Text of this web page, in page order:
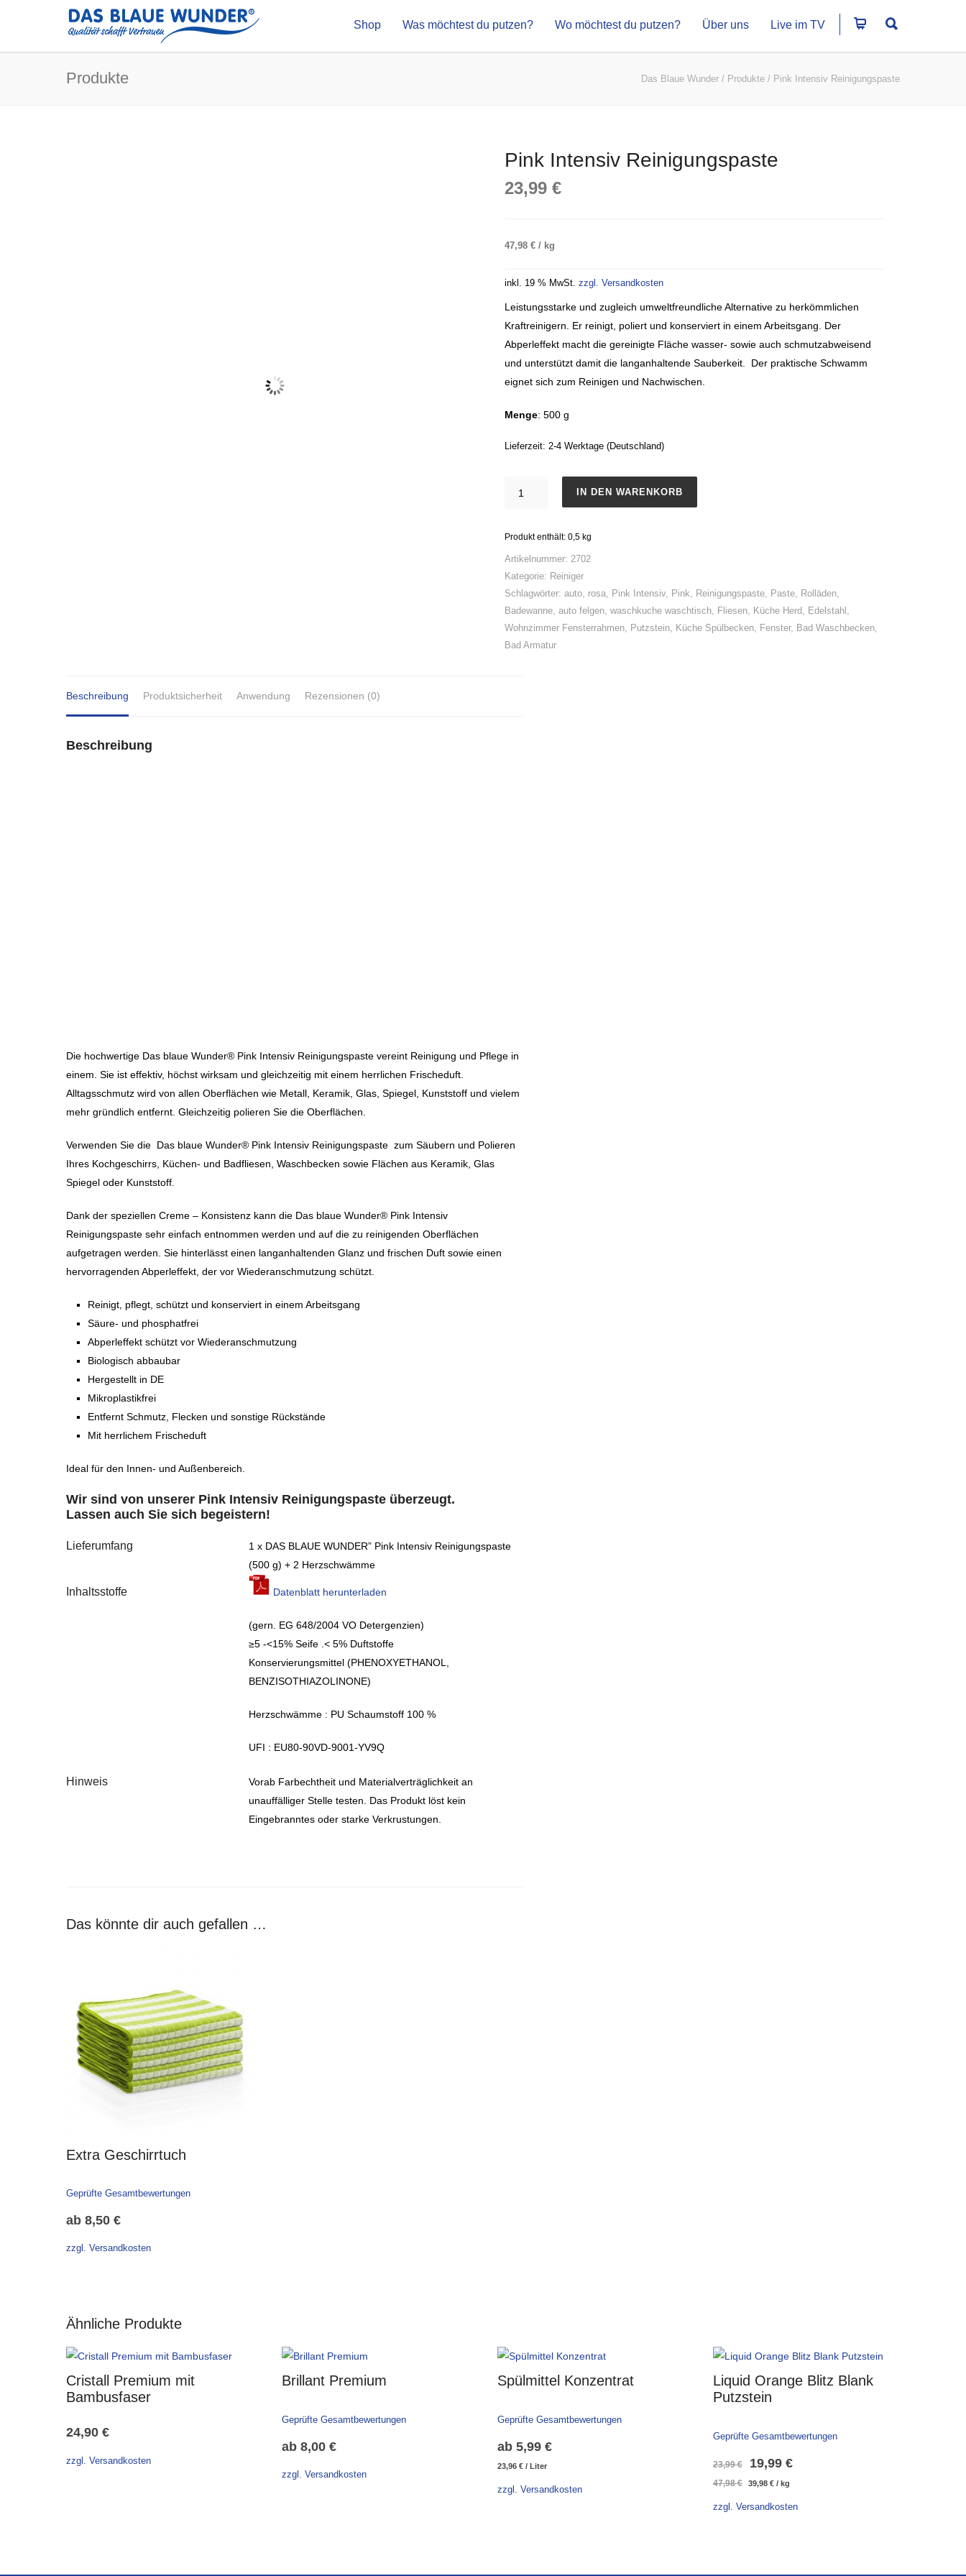
Shop Was möchtest du putzen? Wo möchtest du putzen? Über uns Live im TV
Produkte Das Blaue Wunder / Produkte / Pink Intensiv Reinigungspaste
Pink Intensiv Reinigungspaste
23,99 €
47,98 € / kg
inkl. 19 % MwSt. zzgl. Versandkosten
Leistungsstarke und zugleich umweltfreundliche Alternative zu herkömmlichen
Kraftreinigern. Er reinigt, poliert und konserviert in einem Arbeitsgang. Der
Abperleffekt macht die gereinigte Fläche wasser- sowie auch schmutzabweisend
und unterstützt damit die langanhaltende Sauberkeit. Der praktische Schwamm
eignet sich zum Reinigen und Nachwischen.
Menge: 500 g
Lieferzeit: 2-4 Werktage (Deutschland)
Menge
IN DEN WARENKORB
Produkt enthält: 0,5 kg
Artikelnummer: 2702
Kategorie: Reiniger
Schlagwörter: auto, rosa, Pink Intensiv, Pink, Reinigungspaste, Paste, Rolläden,
Badewanne, auto felgen, waschkuche waschtisch, Fliesen, Küche Herd, Edelstahl ,
Wohnzimmer Fensterrahmen, Putzstein, Küche Spülbecken, Fenster, Bad Waschbecken,
Bad Armatur
Beschreibung Produktsicherheit Anwendung Rezensionen (0)
Beschreibung
Die hochwertige Das blaue Wunder® Pink Intensiv Reinigungspaste vereint Reinigung und Pflege in
einem. Sie ist effektiv, höchst wirksam und gleichzeitig mit einem herrlichen Frischeduft.
Alltagsschmutz wird von allen Oberflächen wie Metall, Keramik, Glas, Spiegel, Kunststoff und vielem
mehr gründlich entfernt. Gleichzeitig polieren Sie die Oberflächen.
Verwenden Sie die Das blaue Wunder® Pink Intensiv Reinigungspaste zum Säubern und Polieren
Ihres Kochgeschirrs, Küchen- und Badfliesen, Waschbecken sowie Flächen aus Keramik, Glas
Spiegel oder Kunststoff.
Dank der speziellen Creme – Konsistenz kann die Das blaue Wunder® Pink Intensiv
Reinigungspaste sehr einfach entnommen werden und auf die zu reinigenden Oberflächen
aufgetragen werden. Sie hinterlässt einen langanhaltenden Glanz und frischen Duft sowie einen
hervorragenden Abperleffekt, der vor Wiederanschmutzung schützt.
Reinigt, pflegt, schützt und konserviert in einem Arbeitsgang
Säure- und phosphatfrei
Abperleffekt schützt vor Wiederanschmutzung
Biologisch abbaubar
Hergestellt in DE
Mikroplastikfrei
Entfernt Schmutz, Flecken und sonstige Rückstände
Mit herrlichem Frischeduft
Ideal für den Innen- und Außenbereich.
Wir sind von unserer Pink Intensiv Reinigungspaste überzeugt.
Lassen auch Sie sich begeistern!
Lieferumfang
1 x DAS BLAUE WUNDER” Pink Intensiv Reinigungspaste
(500 g) + 2 Herzschwämme
Inhaltsstoffe Datenblatt herunterladen
(gern. EG 648/2004 VO Detergenzien)
≥5 -<15% Seife .< 5% Duftstoffe
Konservierungsmittel (PHENOXYETHANOL,
BENZISOTHIAZOLINONE)
Herzschwämme : PU Schaumstoff 100 %
UFI : EU80-90VD-9001-YV9Q
Hinweis
Vorab Farbechtheit und Materialverträglichkeit an
unauffälliger Stelle testen. Das Produkt löst kein
Eingebranntes oder starke Verkrustungen.
Das könnte dir auch gefallen …
Extra Geschirrtuch
Geprüfte Gesamtbewertungen
ab 8,50 €
zzgl. Versandkosten
Ähnliche Produkte
Cristall Premium mit
Bambusfaser
24,90 €
zzgl. Versandkosten
Brillant Premium
Geprüfte Gesamtbewertungen
ab 8,00 €
zzgl. Versandkosten
Spülmittel Konzentrat
Geprüfte Gesamtbewertungen
ab 5,99 €
23,96 € / Liter
zzgl. Versandkosten
Liquid Orange Blitz Blank
Putzstein
Geprüfte Gesamtbewertungen
23,99€
Ursprünglicher
Preis
war:
19,99 €Aktueller
ist:
47,98€ 39,98 € / kg
zzgl. Versandkosten